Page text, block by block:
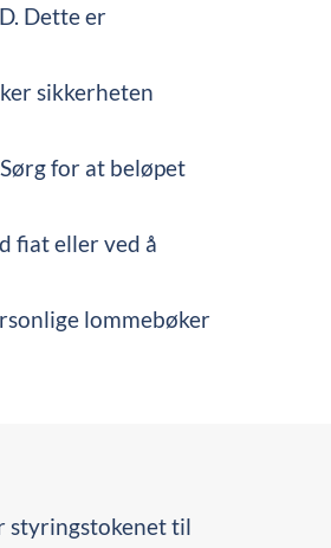
Dette er
sikkerheten
for at beløpet
fiat eller ved å
lommebøker
styringstokenet til